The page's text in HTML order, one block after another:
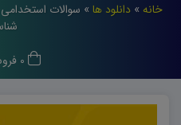
خانه » دانلود ها »